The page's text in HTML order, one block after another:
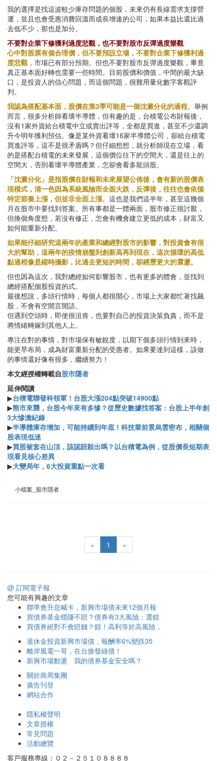
我的選擇是找這波較少庫存問題的個股，未來仍有長線需求支撐營
運，並且也會受惠消費回溫而成長增速的公司，如果本益比還比過
去低不少，那也是加分。
不要對企業下修獲利過度悲觀，也不要對股市反彈過度樂觀
心中對股票有個合理價，但不要預設立場，不要對企業下修獲利過
度悲觀，市場已有部分預期。但也不要對股市反彈過度樂觀，畢竟
真正基本面好轉也需要一些時間。目前股價和價值，中間的最大缺
口，是投資人的信心問題，而這個問題，很難用量化數字客觀評
判。
我認為搭配基本面，股價在第3季可能是一個沈澱分化的過程。舉例
而言，很多分析師看壞半導體，但有趣的是，台積電公布財報後，
沒有1家外資給台積電中立或賣出評等，全都是買進，甚至不少還調
升今明年獲利預估。像是某外資看壞16家半導體公司，卻給台積電
買進評等，這不是很矛盾嗎？但仔細想想，就分析師現在立場，看
的是搭配台積電的未來發展，這個價位往下的空間大，還是往上的
空間大，否則看壞半導體產業，怎卻會看多龍頭股。
「沈澱分化」是指股價在財報和未來展望公佈後，會有新的股價表
現模式，清一色因為系統風險而全面大跌，反彈後，往往也會依循
特定節奏上漲，但並非全面上漲。這也是我們這半年，甚至這幾個
月在股市中要找到答案。所有事都是一體兩面，股市修正很討厭，
但換個角度想，若沒有修正，怎會有機會建立更低的成本，財富又
如何能重新分配。
如果能仔細研究這兩年的產業和總經對股市的影響，對投資會有很
大的幫助，這兩年的疫情崩盤到創新高再到現在，這次循環的高低
點過程像是縮時攝影，比過去更短的時間，卻經歷更大的震盪。
但也因為這次，我對總經如何影響股市，也有更多的體會，並找到
總經搭配個股投資的式。
最後想說，多頭行情時，每個人都很開心，市場上大家都忙著找飆
股，不會有空閒言閒語。
但遇到空頭時，即使很沮喪，也要對自己的投資決策負責，而不是
將情緒轉嫁到其他人上。
專注在對的事情，對市場保有敏銳度，以期下個多頭行情到來時，
能更早布局，成為財富重新分配的受惠者。如果要達到這樣，該做
的事情還好像有很多，繼續努力！
本文經授權轉載自股市隱者
延伸閱讀
▶台積電聯發科領軍！台股大漲204點突破14900點
▶熊市來襲，台股今年來有多慘？從歷史數據找答案：台股上半年創
3大慘澹紀錄
▶半導體庫存增加，可能持續到年底！科技業前景烏雲密布，相關個
股表現低迷
▶買股被套在山頂，該認賠殺出嗎？以台積電為例，從股價長短期表
現看見核心差異
▶大變局年，6大投資重點一次看
小檔案_股市隱者
« 1 »
@ 訂閱電子報
您可能有興趣的文章
聯準會升息喊卡，新興市場債未來12個月報
買債券基金穩賺不賠？債券有3大風險：選錯
買債券絕對不會賠錢？錯！高利等於高風險，
退休金投資新興市場債，報酬率6%變跌35
離岸風電一哥，在台搶發綠債！
新興市場動盪 我的債券基金安全嗎？
關於商周集團
廣告刊登
網站合作
隱私權聲明
文章授權
常見問題
活動總覽
客戶服務專線：０２－２５１０８８８８